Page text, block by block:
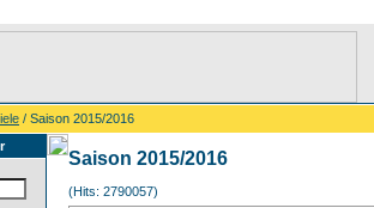
/ Saison 2015/2016
Saison 2015/2016
(Hits: 2790057)